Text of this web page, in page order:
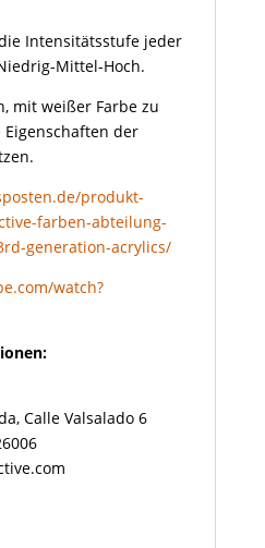
Intensitätsstufe jeder
Mittel-Hoch.
mit weißer Farbe zu
der
produkt-
farben-abteilung-
generation-acrylics/
watch?
Calle Valsalado 6